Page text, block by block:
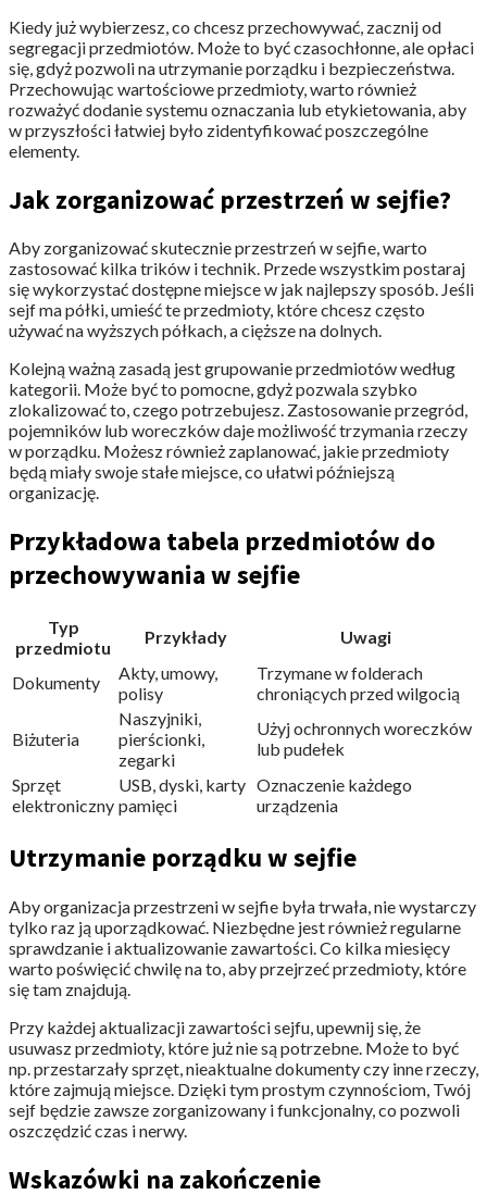
Kiedy już wybierzesz, co chcesz przechowywać, zacznij od
segregacji przedmiotów. Może to być czasochłonne, ale opłaci
się, gdyż pozwoli na utrzymanie porządku i bezpieczeństwa.
Przechowując wartościowe przedmioty, warto również
rozważyć dodanie systemu oznaczania lub etykietowania, aby
w przyszłości łatwiej było zidentyfikować poszczególne
elementy.
Jak zorganizować przestrzeń w sejfie?
Aby zorganizować skutecznie przestrzeń w sejfie, warto
zastosować kilka trików i technik. Przede wszystkim postaraj
się wykorzystać dostępne miejsce w jak najlepszy sposób. Jeśli
sejf ma półki, umieść te przedmioty, które chcesz często
używać na wyższych półkach, a cięższe na dolnych.
Kolejną ważną zasadą jest grupowanie przedmiotów według
kategorii. Może być to pomocne, gdyż pozwala szybko
zlokalizować to, czego potrzebujesz. Zastosowanie przegród,
pojemników lub woreczków daje możliwość trzymania rzeczy
w porządku. Możesz również zaplanować, jakie przedmioty
będą miały swoje stałe miejsce, co ułatwi późniejszą
organizację.
Przykładowa tabela przedmiotów do
przechowywania w sejfie
Typ
przedmiotu
Przykłady Uwagi
Dokumenty
Akty, umowy,
polisy
Trzymane w folderach
chroniących przed wilgocią
Biżuteria
Naszyjniki,
pierścionki,
zegarki
Użyj ochronnych woreczków
lub pudełek
Sprzęt
elektroniczny
USB, dyski, karty
pamięci
Oznaczenie każdego
urządzenia
Utrzymanie porządku w sejfie
Aby organizacja przestrzeni w sejfie była trwała, nie wystarczy
tylko raz ją uporządkować. Niezbędne jest również regularne
sprawdzanie i aktualizowanie zawartości. Co kilka miesięcy
warto poświęcić chwilę na to, aby przejrzeć przedmioty, które
się tam znajdują.
Przy każdej aktualizacji zawartości sejfu, upewnij się, że
usuwasz przedmioty, które już nie są potrzebne. Może to być
np. przestarzały sprzęt, nieaktualne dokumenty czy inne rzeczy,
które zajmują miejsce. Dzięki tym prostym czynnościom, Twój
sejf będzie zawsze zorganizowany i funkcjonalny, co pozwoli
oszczędzić czas i nerwy.
Wskazówki na zakończenie